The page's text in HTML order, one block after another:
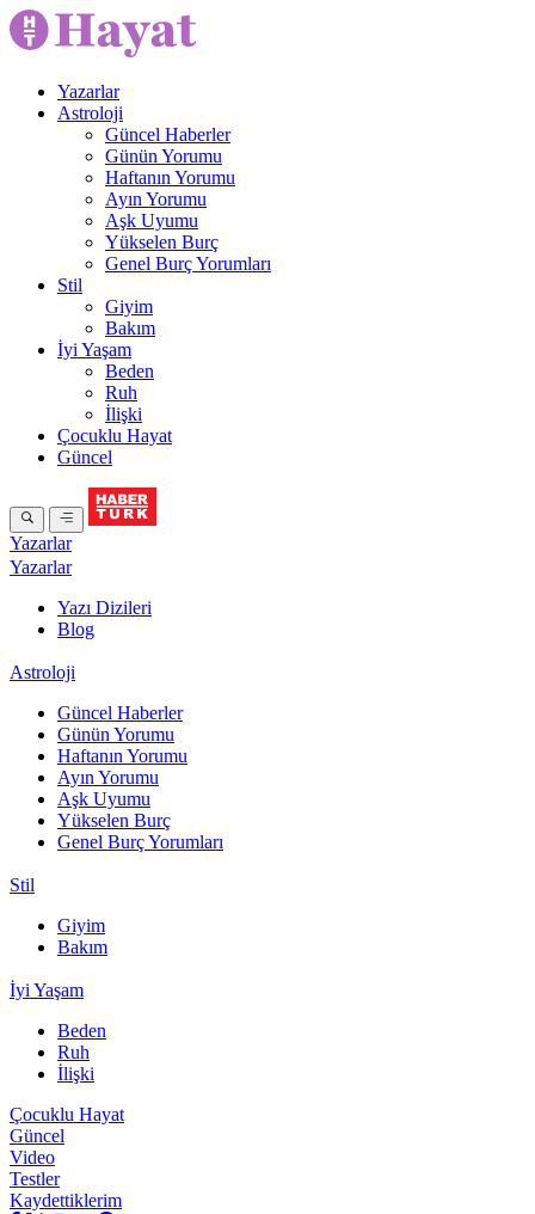
Yazarlar
Astroloji
Güncel Haberler
Günün Yorumu
Haftanın Yorumu
Ayın Yorumu
Aşk Uyumu
Yükselen Burç
Genel Burç Yorumları
Stil
Giyim
Bakım
İyi Yaşam
Beden
Ruh
İlişki
Çocuklu Hayat
Güncel
Yazarlar
Yazarlar
Yazı Dizileri
Blog
Astroloji
Güncel Haberler
Günün Yorumu
Haftanın Yorumu
Ayın Yorumu
Aşk Uyumu
Yükselen Burç
Genel Burç Yorumları
Stil
Giyim
Bakım
İyi Yaşam
Beden
Ruh
İlişki
Çocuklu Hayat
Güncel
Video
Testler
Kaydettiklerim